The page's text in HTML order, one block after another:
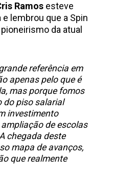
Ramos esteve
lembrou que a Spin
da atual
referência em
apenas pelo que é
mas porque fomos
do piso salarial
investimento
de escolas
chegada deste
mapa de avanços,
que realmente